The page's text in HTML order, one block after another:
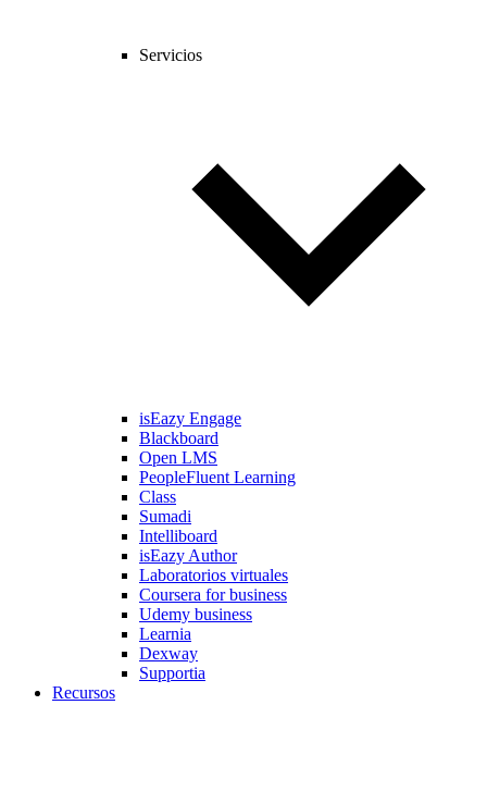
Servicios
isEazy Engage
Blackboard
Open LMS
PeopleFluent Learning
Class
Sumadi
Intelliboard
isEazy Author
Laboratorios virtuales
Coursera for business
Udemy business
Learnia
Dexway
Supportia
Recursos